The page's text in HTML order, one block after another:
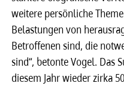
weitere persönliche
Belastungen von
Betroffenen sind, die
sind“, betonte Vogel. Das
diesem Jahr wieder zirka